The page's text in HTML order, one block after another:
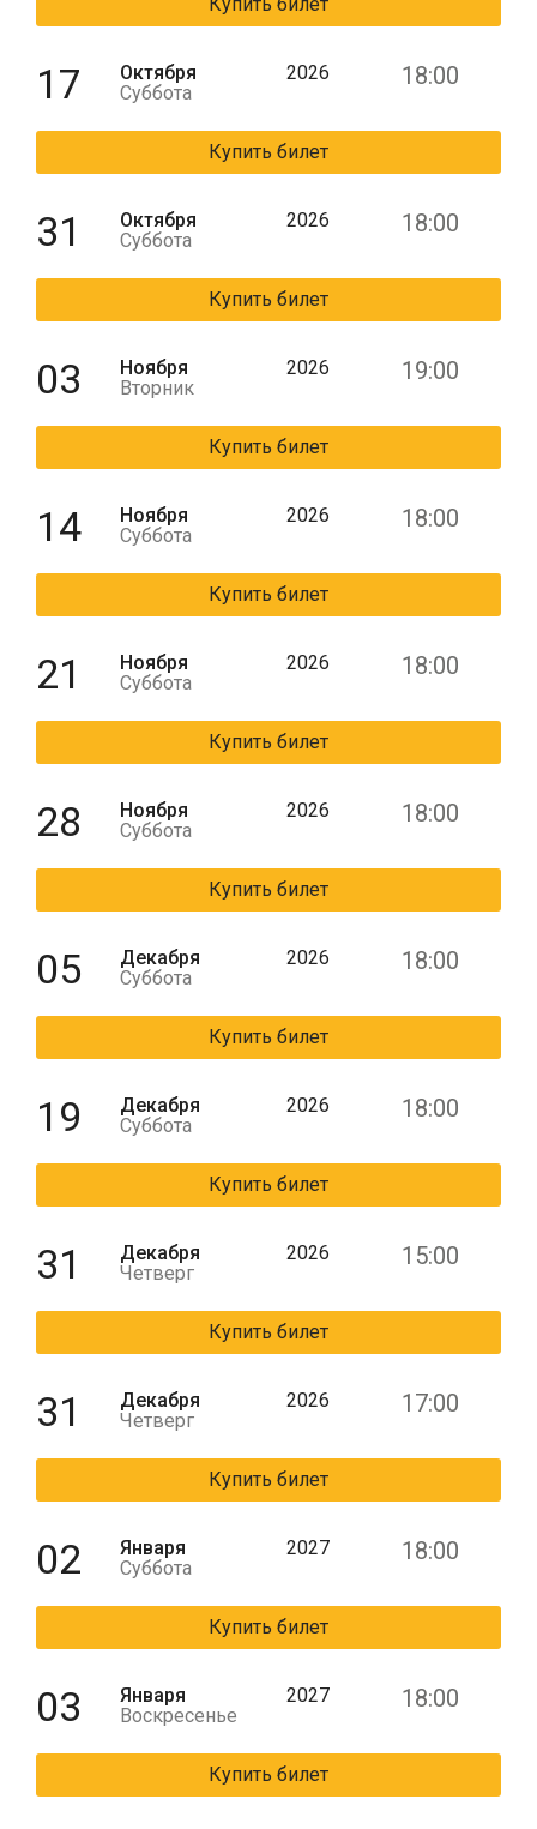
17
Октября
Суббота
2026 18:00
Купить билет
31
Октября
Суббота
2026 18:00
Купить билет
03
Ноября
Вторник
2026 19:00
Купить билет
14
Ноября
Суббота
2026 18:00
Купить билет
21
Ноября
Суббота
2026 18:00
Купить билет
28
Ноября
Суббота
2026 18:00
Купить билет
05
Декабря
Суббота
2026 18:00
Купить билет
19
Декабря
Суббота
2026 18:00
Купить билет
31
Декабря
Четверг
2026 15:00
Купить билет
31
Декабря
Четверг
2026 17:00
Купить билет
02
Января
Суббота
2027 18:00
Купить билет
03
Января
Воскресенье
2027 18:00
Купить билет